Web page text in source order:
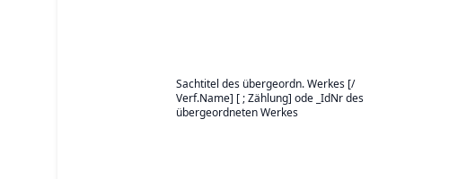
Sachtitel des übergeordn. Werkes [/
Verf.Name] [ ; Zählung] ode _IdNr des
übergeordneten Werkes